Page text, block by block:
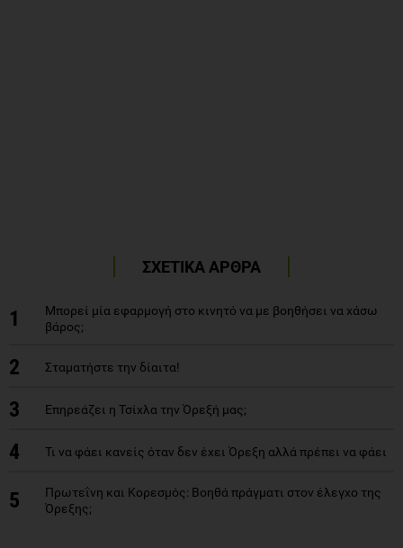
ΣΧΕΤΙΚΑ ΑΡΘΡΑ
1
Mπορεί μία εφαρμογή στο κινητό να με βοηθήσει να χάσω
βάρος;
2 Σταματήστε την δίαιτα!
3 Επηρεάζει η Τσίχλα την Όρεξή μας;
4 Τι να φάει κανείς όταν δεν έχει Όρεξη αλλά πρέπει να φάει
5
Πρωτεΐνη και Κορεσμός: Βοηθά πράγματι στον έλεγχο της
Όρεξης;